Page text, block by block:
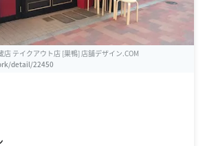
テイクアウト店 [巣鴨] 店舗デザイン.COM
detail/22450